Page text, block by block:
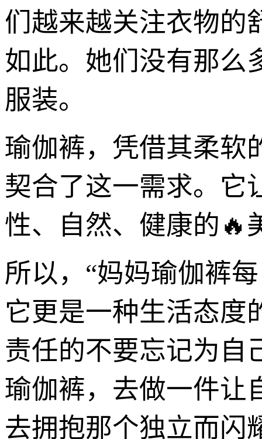
们越来越关注衣物的
如此。她们没有那么
服装。
瑜伽裤，凭借其柔软
契合了这一需求。它
性、自然、健康的🔥
所以，“妈妈瑜伽裤
它更是一种生活态度
责任的不要忘记为自
瑜伽裤，去做一件让
去拥抱那个独立而闪